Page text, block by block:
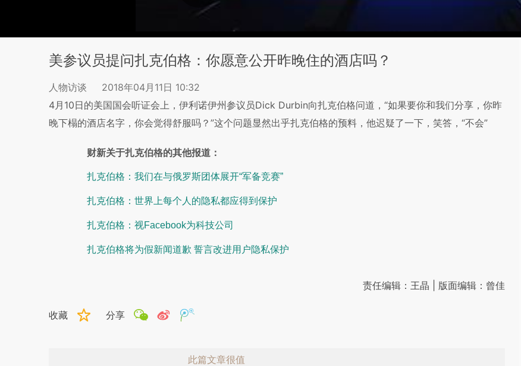
美参议员提问扎克伯格：你愿意公开昨晚住的酒店吗？
人物访谈
2018年04月11日 10:32
4月10日的美国国会听证会上，伊利诺伊州参议员Dick Durbin向扎克伯格问道，“如果要你和我们分享，你昨
晚下榻的酒店名字，你会觉得舒服吗？”这个问题显然出乎扎克伯格的预料，他迟疑了一下，笑答，“不会”
财新关于扎克伯格的其他报道：
扎克伯格：我们在与俄罗斯团体展开“军备竞赛”
扎克伯格：世界上每个人的隐私都应得到保护
扎克伯格：视Facebook为科技公司
扎克伯格将为假新闻道歉 誓言改进用户隐私保护
责任编辑：王晶 | 版面编辑：曾佳
收藏 分享
此篇文章很值